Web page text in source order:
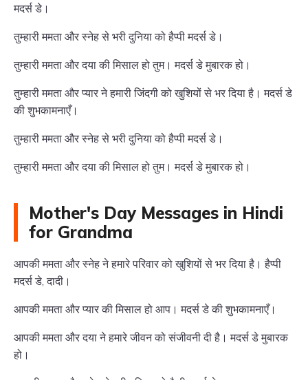
मदर्स डे।
तुम्हारी ममता और स्नेह से भरी दुनिया को हैप्पी मदर्स डे।
तुम्हारी ममता और दया की मिसाल हो तुम। मदर्स डे मुबारक हो।
तुम्हारी ममता और प्यार ने हमारी जिंदगी को खुशियों से भर दिया है। मदर्स डे
की शुभकामनाएँ।
तुम्हारी ममता और स्नेह से भरी दुनिया को हैप्पी मदर्स डे।
तुम्हारी ममता और दया की मिसाल हो तुम। मदर्स डे मुबारक हो।
Mother's Day Messages in Hindi
for Grandma
आपकी ममता और स्नेह ने हमारे परिवार को खुशियों से भर दिया है। हैप्पी
मदर्स डे, दादी।
आपकी ममता और प्यार की मिसाल हो आप। मदर्स डे की शुभकामनाएँ।
आपकी ममता और दया ने हमारे जीवन को संजीवनी दी है। मदर्स डे मुबारक
हो।